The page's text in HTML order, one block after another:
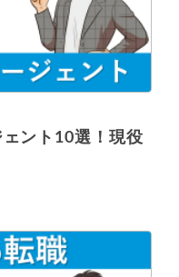
ント10選！現役